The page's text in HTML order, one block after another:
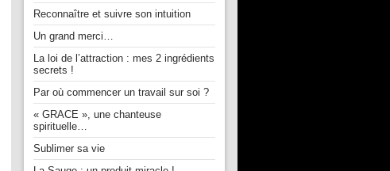
Reconnaître et suivre son intuition
Un grand merci…
La loi de l’attraction : mes 2 ingrédients
secrets !
Par où commencer un travail sur soi ?
« GRACE », une chanteuse
spirituelle…
Sublimer sa vie